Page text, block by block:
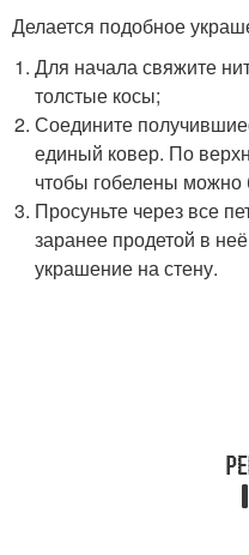
Делается подобное
Для начала свяжите
толстые косы;
Соедините
единый ковер. По
чтобы гобелены можно
Просуньте через все
заранее продетой в
украшение на стену.